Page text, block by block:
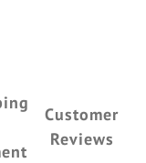
Customer
Reviews